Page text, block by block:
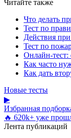
Читайте также
Что делать
Тест по
Действия
Тест по
Онлайн-тест:
Как часто
Как дать
Новые тесты
▶
Избранная
🔥 620k+ уже
Лента публикаций